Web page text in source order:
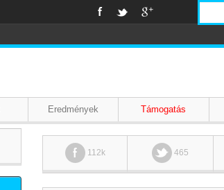
Eredmények Támogatás
112k 465